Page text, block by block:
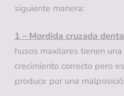
siguiente manera:
1 – Mordida cruzada
husos maxilares tienen
crecimiento correcto pero
produce por una